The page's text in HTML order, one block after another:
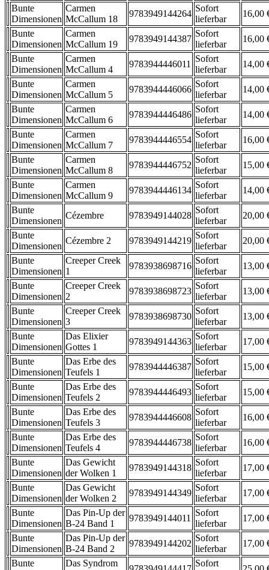
Bunte
Dimensionen
Carmen
McCallum 18
9783949144264
Sofort
lieferbar
16,00
Bunte
Dimensionen
Carmen
McCallum 19
9783949144387
Sofort
lieferbar
16,00
Bunte
Dimensionen
Carmen
McCallum 4
9783944446011
Sofort
lieferbar
14,00
Bunte
Dimensionen
Carmen
McCallum 5
9783944446066
Sofort
lieferbar
14,00
Bunte
Dimensionen
Carmen
McCallum 6
9783944446486
Sofort
lieferbar
14,00
Bunte
Dimensionen
Carmen
McCallum 7
9783944446554
Sofort
lieferbar
16,00
Bunte
Dimensionen
Carmen
McCallum 8
9783944446752
Sofort
lieferbar
15,00
Bunte
Dimensionen
Carmen
McCallum 9
9783944446134
Sofort
lieferbar
14,00
Bunte
Dimensionen
Cézembre 9783949144028
Sofort
lieferbar
20,00
Bunte
Dimensionen
Cézembre 2 9783949144219
Sofort
lieferbar
20,00
Bunte
Dimensionen
Creeper Creek
1
9783938698716
Sofort
lieferbar
13,00
Bunte
Dimensionen
Creeper Creek
2
9783938698723
Sofort
lieferbar
13,00
Bunte
Dimensionen
Creeper Creek
3
9783938698730
Sofort
lieferbar
13,00
Bunte
Dimensionen
Das Elixier
Gottes 1
9783949144363
Sofort
lieferbar
17,00
Bunte
Dimensionen
Das Erbe des
Teufels 1
9783944446387
Sofort
lieferbar
15,00
Bunte
Dimensionen
Das Erbe des
Teufels 2
9783944446493
Sofort
lieferbar
15,00
Bunte
Dimensionen
Das Erbe des
Teufels 3
9783944446608
Sofort
lieferbar
16,00
Bunte
Dimensionen
Das Erbe des
Teufels 4
9783944446738
Sofort
lieferbar
16,00
Bunte
Dimensionen
Das Gewicht
der Wolken 1
9783949144318
Sofort
lieferbar
17,00
Bunte
Dimensionen
Das Gewicht
der Wolken 2
9783949144349
Sofort
lieferbar
17,00
Bunte
Dimensionen
Das Pin-Up der
B-24 Band 1
9783949144011
Sofort
lieferbar
17,00
Bunte
Dimensionen
Das Pin-Up der
B-24 Band 2
9783949144202
Sofort
lieferbar
17,00
Bunte
Das Syndrom
Sofort